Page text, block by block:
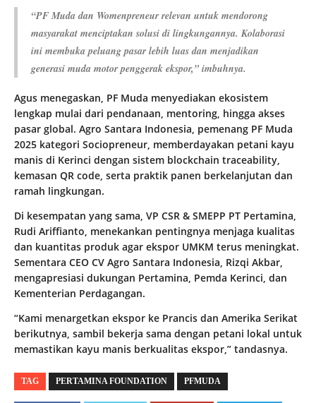
“PF Muda dan Womenpreneur relevan untuk mendorong
masyarakat menciptakan solusi di lingkungannya. Kolaborasi
ini membuka peluang pasar lebih luas dan menjadikan
generasi muda motor penggerak ekspor,” imbuhnya.
Agus menegaskan, PF Muda menyediakan ekosistem
lengkap mulai dari pendanaan, mentoring, hingga akses
pasar global. Agro Santara Indonesia, pemenang PF Muda
2025 kategori Sociopreneur, memberdayakan petani kayu
manis di Kerinci dengan sistem blockchain traceability,
kemasan QR code, serta praktik panen berkelanjutan dan
ramah lingkungan.
Di kesempatan yang sama, VP CSR & SMEPP PT Pertamina,
Rudi Ariffianto, menekankan pentingnya menjaga kualitas
dan kuantitas produk agar ekspor UMKM terus meningkat.
Sementara CEO CV Agro Santara Indonesia, Rizqi Akbar,
mengapresiasi dukungan Pertamina, Pemda Kerinci, dan
Kementerian Perdagangan.
“Kami menargetkan ekspor ke Prancis dan Amerika Serikat
berikutnya, sambil bekerja sama dengan petani lokal untuk
memastikan kayu manis berkualitas ekspor,” tandasnya.
TAG PERTAMINA FOUNDATION PFMUDA